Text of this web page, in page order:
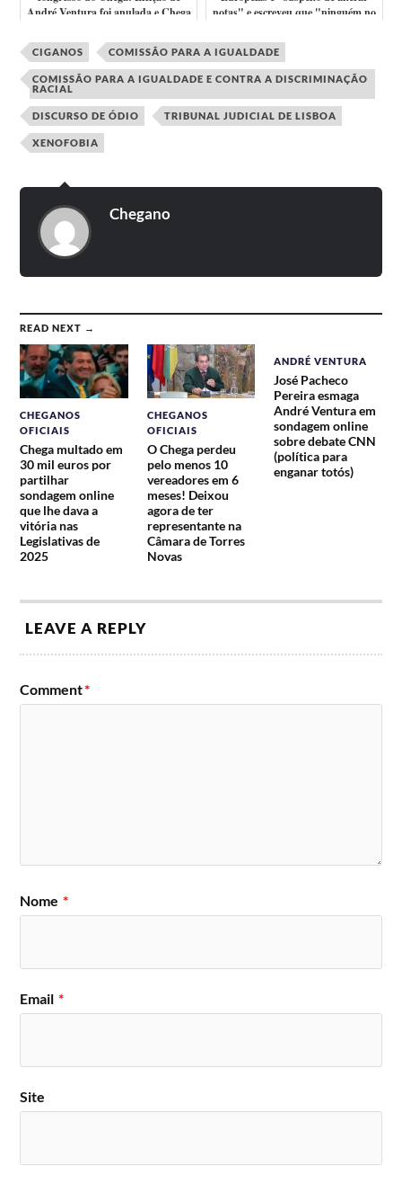
André Ventura foi anulada e Chega
notas" e escreveu que "ninguém no
CIGANOS COMISSÃO PARA A IGUALDADE
COMISSÃO PARA A IGUALDADE E CONTRA A DISCRIMINAÇÃO
RACIAL
DISCURSO DE ÓDIO TRIBUNAL JUDICIAL DE LISBOA
XENOFOBIA
Chegano
READ NEXT →
CHEGANOS
OFICIAIS
Chega multado em
30 mil euros por
partilhar
sondagem online
que lhe dava a
vitória nas
Legislativas de
2025
CHEGANOS
OFICIAIS
O Chega perdeu
pelo menos 10
vereadores em 6
meses! Deixou
agora de ter
representante na
Câmara de Torres
Novas
ANDRÉ VENTURA
José Pacheco
Pereira esmaga
André Ventura em
sondagem online
sobre debate CNN
(política para
enganar totós)
LEAVE A REPLY
Comment*
Nome *
Email *
Site